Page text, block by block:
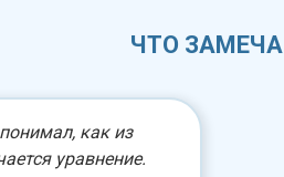
как из
уравнение.
ЧТО